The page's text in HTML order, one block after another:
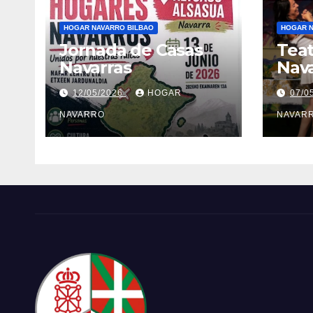
HOGAR NAVARRO BILBAO
Jornada de Casas
Navarras
12/05/2026 HOGAR
NAVARRO
HOGAR
07/